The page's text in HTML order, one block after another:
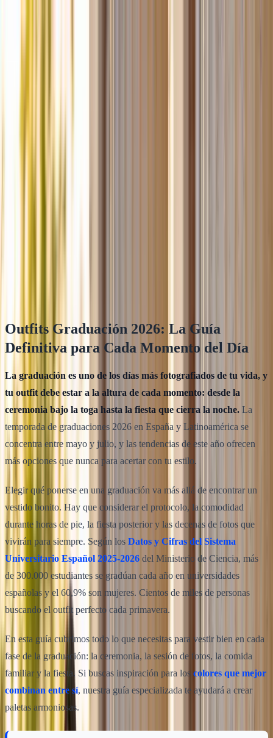
Outfits Graduación 2026: La Guía
Definitiva para Cada Momento del Día
La graduación es uno de los días más fotografiados de tu vida, y
tu outfit debe estar a la altura de cada momento: desde la
ceremonia bajo la toga hasta la fiesta que cierra la noche. La
temporada de graduaciones 2026 en España y Latinoamérica se
concentra entre mayo y julio, y las tendencias de este año ofrecen
más opciones que nunca para acertar con tu estilo.
Elegir qué ponerse en una graduación va más allá de encontrar un
vestido bonito. Hay que considerar el protocolo, la comodidad
durante horas de pie, la fiesta posterior y las decenas de fotos que
vivirán para siempre. Según los Datos y Cifras del Sistema
Universitario Español 2025-2026 del Ministerio de Ciencia, más
de 300.000 estudiantes se gradúan cada año en universidades
españolas y el 60,9% son mujeres. Cientos de miles de personas
buscando el outfit perfecto cada primavera.
En esta guía cubrimos todo lo que necesitas para vestir bien en cada
fase de la graduación: la ceremonia, la sesión de fotos, la comida
familiar y la fiesta. Si buscas inspiración para los colores que mejor
combinan entre sí, nuestra guía especializada te ayudará a crear
paletas armoniosas.